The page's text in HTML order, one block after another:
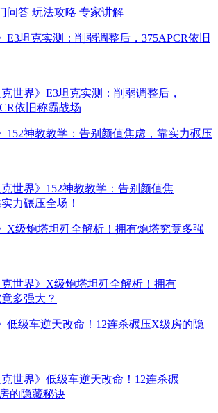
问答 玩法攻略 专家讲解
E3坦克实测：削弱调整后，375APCR依旧
152神教教学：告别颜值焦虑，靠实力碾压
X级炮塔坦歼全解析！拥有炮塔究竟多强
低级车逆天改命！12连杀碾压X级房的隐